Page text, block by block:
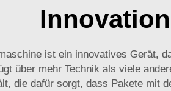
ist ein innovatives Gerät,
über mehr Technik als viele
die dafür sorgt, dass Pakete mit